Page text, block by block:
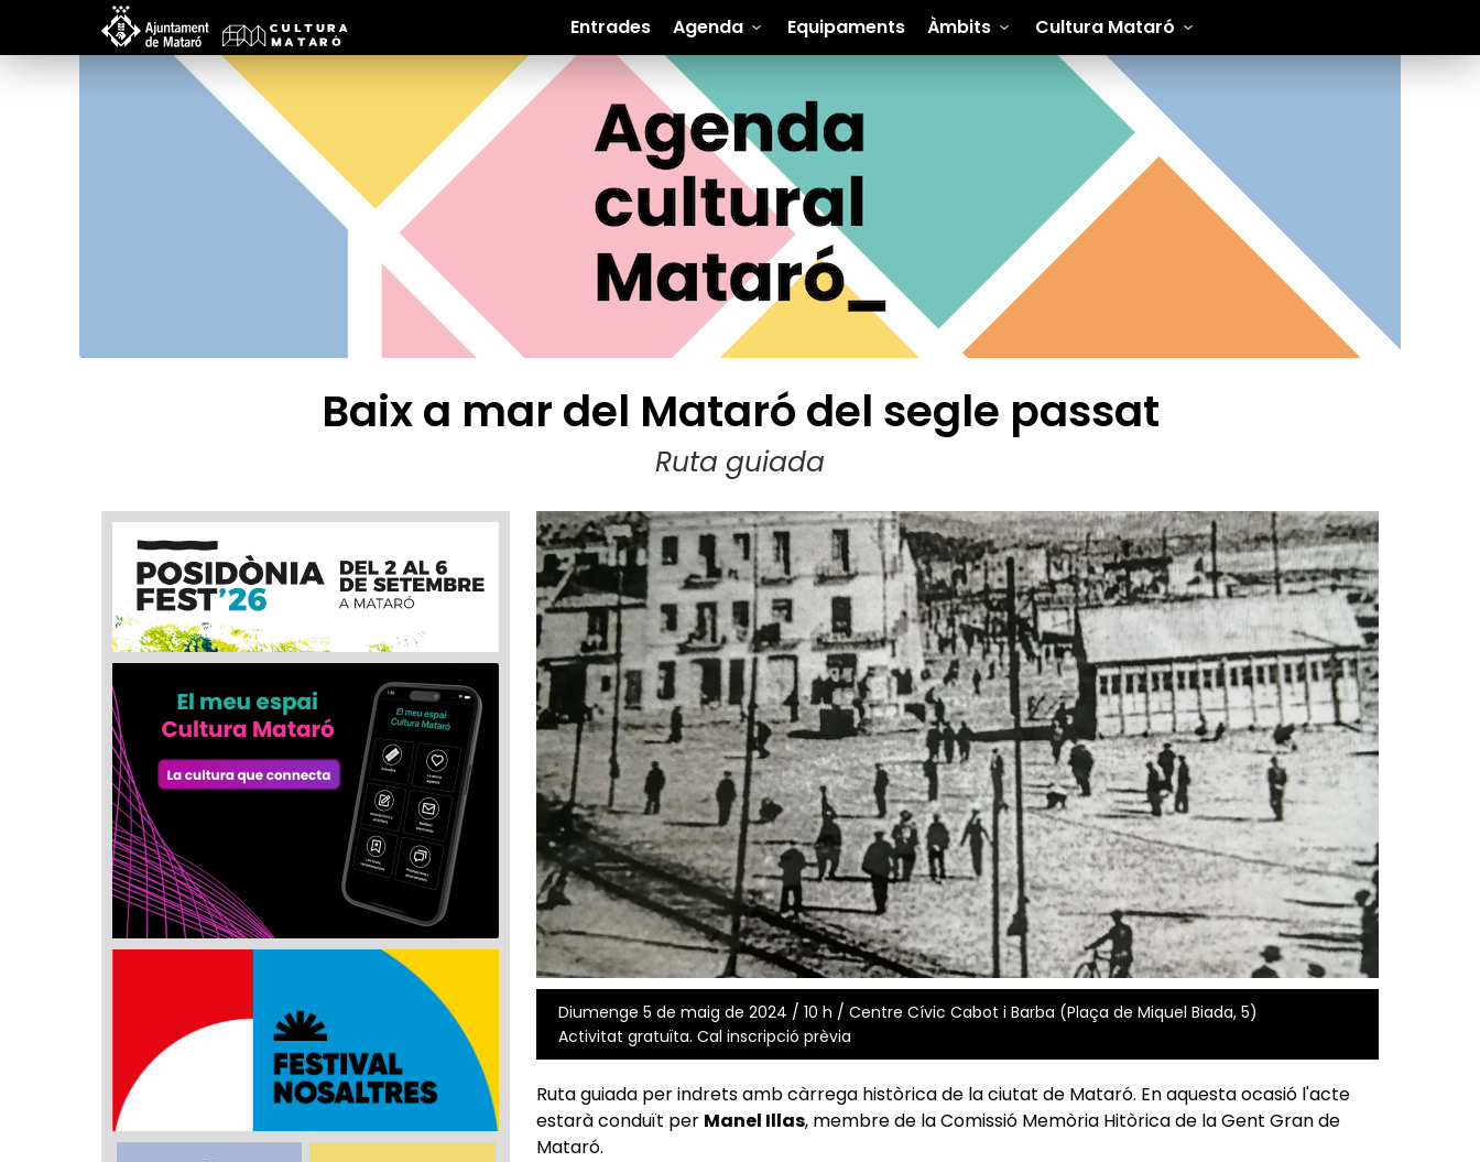
Entrades Agenda Equipaments Àmbits Cultura Mataró
Baix a mar del Mataró del segle passat
Ruta guiada
Diumenge 5 de maig de 2024 / 10 h / Centre Cívic Cabot i Barba (Plaça de Miquel Biada, 5)
Activitat gratuïta. Cal inscripció prèvia
Ruta guiada per indrets amb càrrega històrica de la ciutat de Mataró. En aquesta ocasió l'acte
estarà conduït per Manel Illas, membre de la Comissió Memòria Hitòrica de la Gent Gran de
Mataró.